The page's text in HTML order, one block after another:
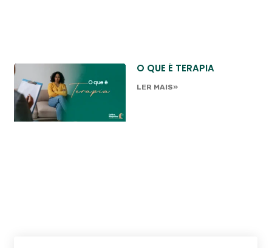
O QUE É TERAPIA
LER MAIS»